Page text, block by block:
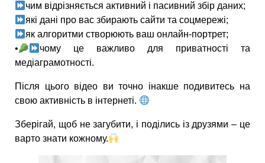
чим відрізняється активний і пасивний збір даних;
які дані про вас збирають сайти та соцмережі;
як алгоритми створюють ваш онлайн-портрет;
•
чому це важливо для приватності та
медіаграмотності.
Після цього відео ви точно інакше подивитесь на
свою активність в інтернеті.
Зберігай, щоб не загубити, і поділись із друзями – це
варто знати кожному.